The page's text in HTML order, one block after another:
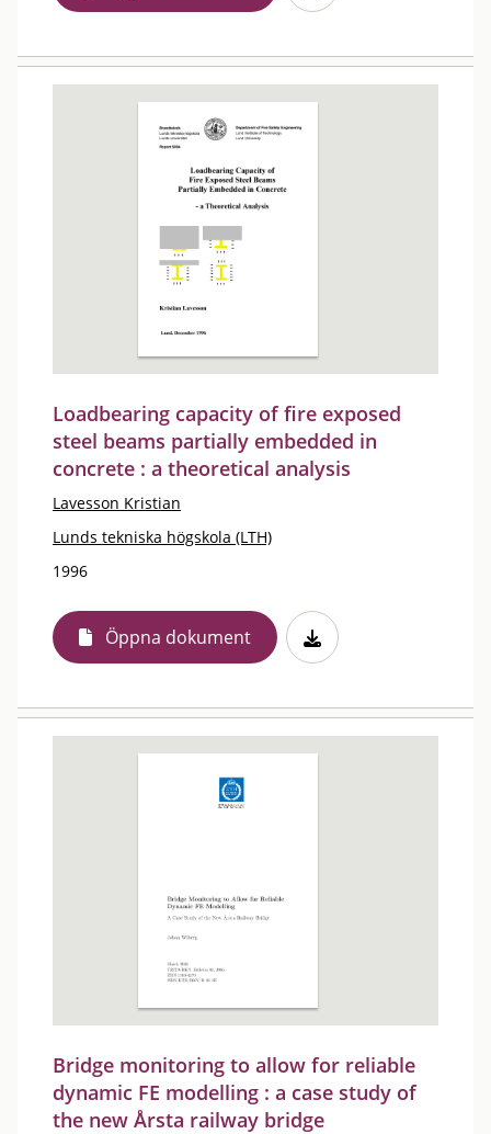
Loadbearing capacity of fire exposed
steel beams partially embedded in
concrete : a theoretical analysis
Lavesson Kristian
Lunds tekniska högskola (LTH)
1996
Öppna dokument
Bridge monitoring to allow for reliable
dynamic FE modelling : a case study of
the new Årsta railway bridge